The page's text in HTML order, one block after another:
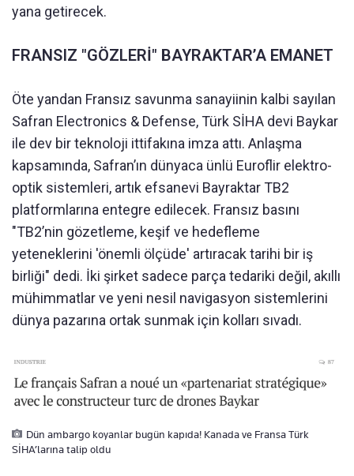
yana getirecek.
FRANSIZ "GÖZLERİ" BAYRAKTAR’A EMANET
Öte yandan Fransız savunma sanayiinin kalbi sayılan
Safran Electronics & Defense, Türk SİHA devi Baykar
ile dev bir teknoloji ittifakına imza attı. Anlaşma
kapsamında, Safran’ın dünyaca ünlü Euroflir elektro-
optik sistemleri, artık efsanevi Bayraktar TB2
platformlarına entegre edilecek. Fransız basını
"TB2’nin gözetleme, keşif ve hedefleme
yeteneklerini 'önemli ölçüde' artıracak tarihi bir iş
birliği" dedi. İki şirket sadece parça tedariki değil, akıllı
mühimmatlar ve yeni nesil navigasyon sistemlerini
dünya pazarına ortak sunmak için kolları sıvadı.
Dün ambargo koyanlar bugün kapıda! Kanada ve Fransa Türk
SİHA’larına talip oldu